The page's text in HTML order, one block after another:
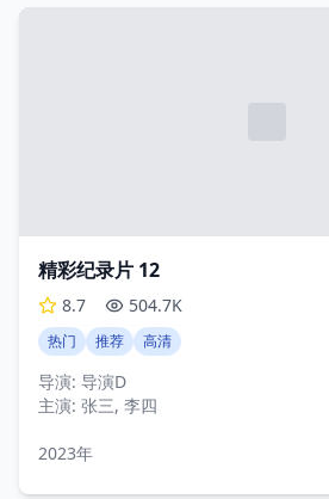
精彩纪录片 12
8.7 504.7K
热门 推荐 高清
导演: 导演D
主演: 张三, 李四
2023年